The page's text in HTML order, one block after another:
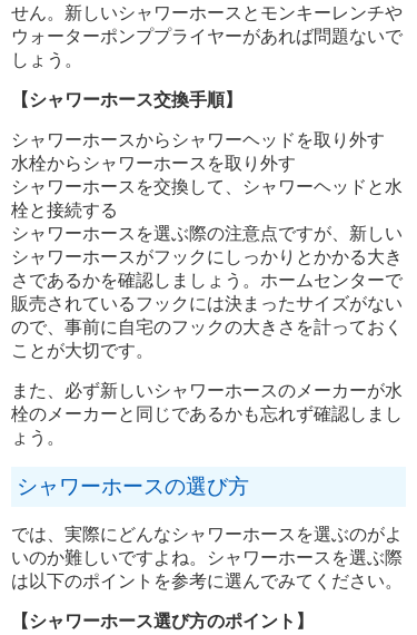
せん。新しいシャワーホースとモンキーレンチや
ウォーターポンププライヤーがあれば問題ないで
しょう。
【シャワーホース交換手順】
シャワーホースからシャワーヘッドを取り外す
水栓からシャワーホースを取り外す
シャワーホースを交換して、シャワーヘッドと水
栓と接続する
シャワーホースを選ぶ際の注意点ですが、新しい
シャワーホースがフックにしっかりとかかる大き
さであるかを確認しましょう。ホームセンターで
販売されているフックには決まったサイズがない
ので、事前に自宅のフックの大きさを計っておく
ことが大切です。
また、必ず新しいシャワーホースのメーカーが水
栓のメーカーと同じであるかも忘れず確認しまし
ょう。
シャワーホースの選び方
では、実際にどんなシャワーホースを選ぶのがよ
いのか難しいですよね。シャワーホースを選ぶ際
は以下のポイントを参考に選んでみてください。
【シャワーホース選び方のポイント】